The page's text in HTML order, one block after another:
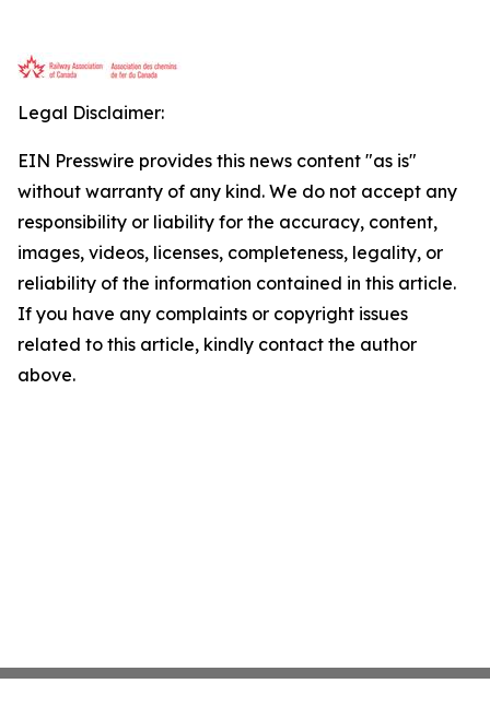
Legal Disclaimer:
EIN Presswire provides this news content "as is"
without warranty of any kind. We do not accept any
responsibility or liability for the accuracy, content,
images, videos, licenses, completeness, legality, or
reliability of the information contained in this article.
If you have any complaints or copyright issues
related to this article, kindly contact the author
above.